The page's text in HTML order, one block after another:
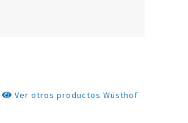
Ver otros productos Wüsthof